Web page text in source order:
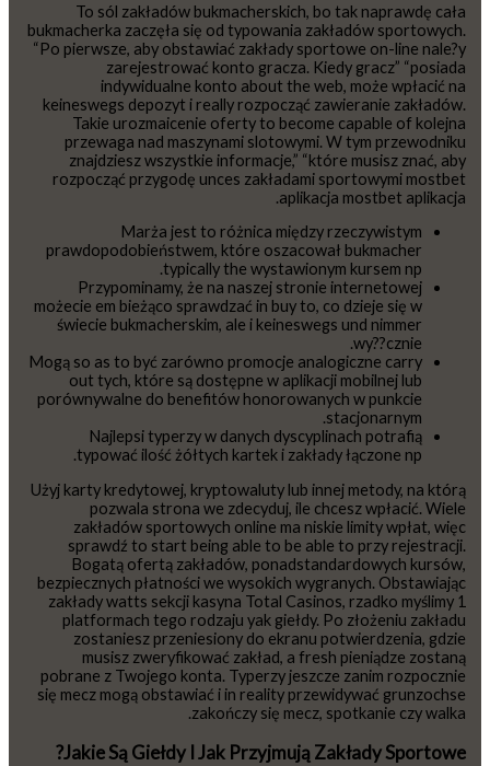
To sól zakładów bukmacherskich, bo tak naprawdę cała
bukmacherka zaczęła się od typowania zakładów sportowych.
“Po pierwsze, aby obstawiać zakłady sportowe on-line nale?y
zarejestrować konto gracza. Kiedy gracz” “posiada
indywidualne konto about the web, może wpłacić na
keineswegs depozyt i really rozpocząć zawieranie zakładów.
Takie urozmaicenie oferty to become capable of kolejna
przewaga nad maszynami slotowymi. W tym przewodniku
znajdziesz wszystkie informacje,” “które musisz znać, aby
rozpocząć przygodę unces zakładami sportowymi mostbet
aplikacja mostbet aplikacja.
Marża jest to różnica między rzeczywistym
prawdopodobieństwem, które oszacował bukmacher
typically the wystawionym kursem np.
Przypominamy, że na naszej stronie internetowej
możecie em bieżąco sprawdzać in buy to, co dzieje się w
świecie bukmacherskim, ale i keineswegs und nimmer
wy??cznie.
Mogą so as to być zarówno promocje analogiczne carry
out tych, które są dostępne w aplikacji mobilnej lub
porównywalne do benefitów honorowanych w punkcie
stacjonarnym.
Najlepsi typerzy w danych dyscyplinach potrafią
typować ilość żółtych kartek i zakłady łączone np.
Użyj karty kredytowej, kryptowaluty lub innej metody, na którą
pozwala strona we zdecyduj, ile chcesz wpłacić. Wiele
zakładów sportowych online ma niskie limity wpłat, więc
sprawdź to start being able to be able to przy rejestracji.
Bogatą ofertą zakładów, ponadstandardowych kursów,
bezpiecznych płatności we wysokich wygranych. Obstawiając
zakłady watts sekcji kasyna Total Casinos, rzadko myślimy 1
platformach tego rodzaju yak giełdy. Po złożeniu zakładu
zostaniesz przeniesiony do ekranu potwierdzenia, gdzie
musisz zweryfikować zakład, a fresh pieniądze zostaną
pobrane z Twojego konta. Typerzy jeszcze zanim rozpocznie
się mecz mogą obstawiać i in reality przewidywać grunzochse
zakończy się mecz, spotkanie czy walka.
Jakie Są Giełdy I Jak Przyjmują Zakłady Sportowe?